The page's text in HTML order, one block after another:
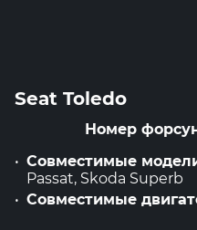
Seat Toledo
Номер
Совместимые
Passat, Skoda Superb
Совместимые